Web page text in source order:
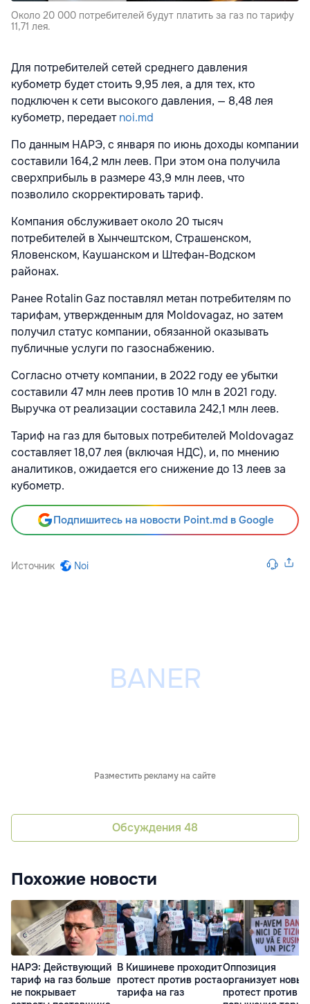
Около 20 000 потребителей будут платить за газ по тарифу
11,71 лея.
Для потребителей сетей среднего давления
кубометр будет стоить 9,95 лея, а для тех, кто
подключен к сети высокого давления, — 8,48 лея
кубометр, передаетnoi.md
По данным НАРЭ, с января по июнь доходы компании
составили 164,2 млн леев. При этом она получила
сверхприбыль в размере 43,9 млн леев, что
позволило скорректировать тариф.
Компания обслуживает около 20 тысяч
потребителей в Хынчештском, Страшенском,
Яловенском, Каушанском и Штефан-Водском
районах.
Ранее Rotalin Gaz поставлял метан потребителям по
тарифам, утвержденным для Moldovagaz, но затем
получил статус компании, обязанной оказывать
публичные услуги по газоснабжению.
Согласно отчету компании, в 2022 году ее убытки
составили 47 млн леев против 10 млн в 2021 году.
Выручка от реализации составила 242,1 млн леев.
Тариф на газ для бытовых потребителей Moldovagaz
составляет 18,07 лея (включая НДС), и, по мнению
аналитиков, ожидается его снижение до 13 леев за
кубометр.
Подпишитесь на новости Point.md в Google
Источник Noi
Разместить рекламу на сайте
Обсуждения 48
Похожие новости
НАРЭ: Действующий
тариф на газ больше
не покрывает
В Кишиневе проходит
протест против роста
тарифа на газ
Оппозиция
организует новый
протест против